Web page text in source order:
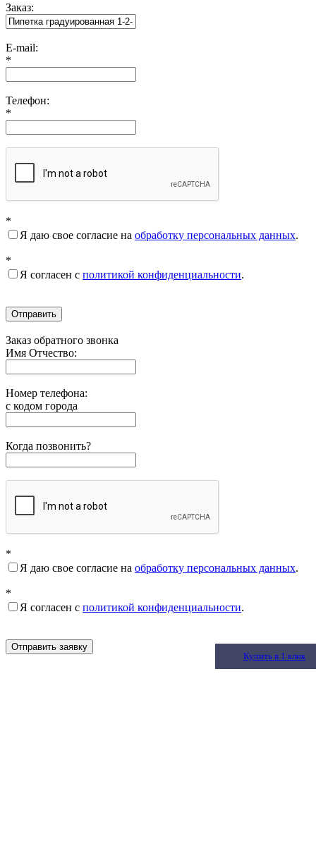
Купить в 1 клик
Купить в 1 клик
Купить в 1 клик
Заказ:
E-mail:
*
Телефон:
*
*
Я даю свое согласие на обработку персональных данных.
*
Я согласен с политикой конфиденциальности.
Отправить
Заказ обратного звонка
Имя Отчество:
Номер телефона:
с кодом города
Когда позвонить?
*
Я даю свое согласие на обработку персональных данных.
*
Я согласен с политикой конфиденциальности.
Отправить заявку